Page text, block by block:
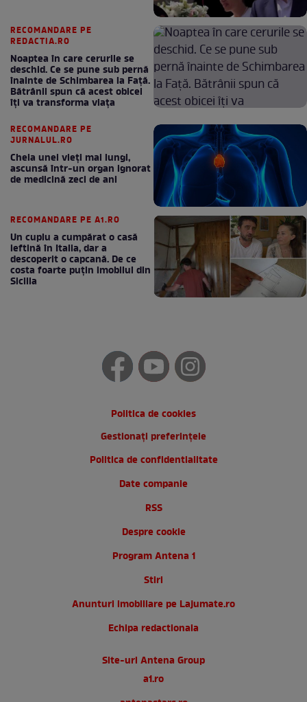
RECOMANDARE PE
REDACTIA.RO
Noaptea în care cerurile se
deschid. Ce se pune sub pernă
înainte de Schimbarea la Față.
Bătrânii spun că acest obicei
îți va transforma viața
RECOMANDARE PE
JURNALUL.RO
Cheia unei vieți mai lungi,
ascunsă într-un organ ignorat
de medicină zeci de ani
RECOMANDARE PE A1.RO
Un cuplu a cumpărat o casă
ieftină în Italia, dar a
descoperit o capcană. De ce
costa foarte puțin imobilul din
Sicilia
Politica de cookies
Gestionați preferințele
Politica de confidentialitate
Date companie
RSS
Despre cookie
Program Antena 1
Stiri
Anunturi imobiliare pe Lajumate.ro
Echipa redactionala
Site-uri Antena Group
a1.ro